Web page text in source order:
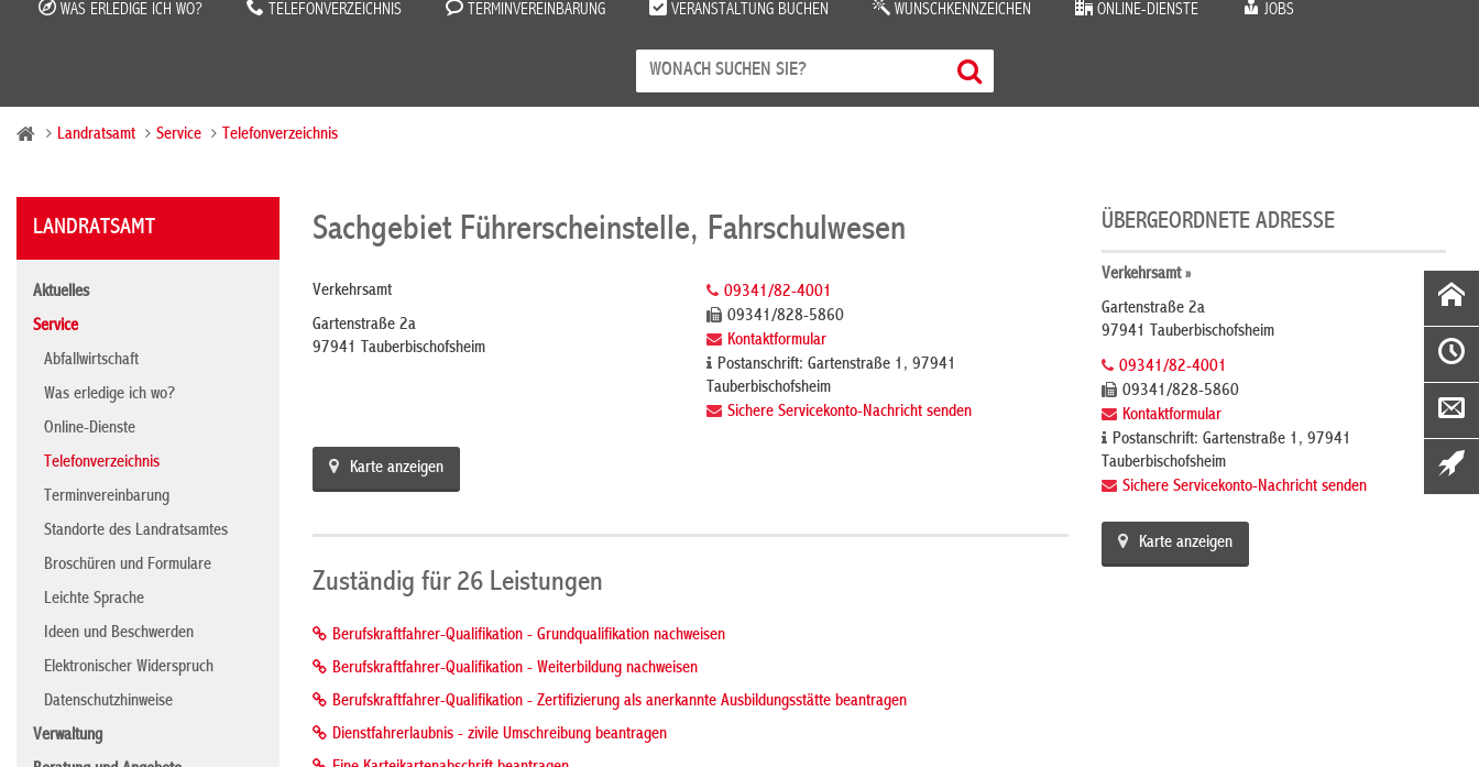
WAS ERLEDIGE ICH WO? TELEFONVERZEICHNIS TERMINVEREINBARUNG VERANSTALTUNG BUCHEN WUNSCHKENNZEICHEN ONLINE-DIENSTE JOBS
Landratsamt Service Telefonverzeichnis
LANDRATSAMT
Aktuelles
Service
Abfallwirtschaft
Was erledige ich wo?
Online-Dienste
Telefonverzeichnis
Terminvereinbarung
Standorte des Landratsamtes
Broschüren und Formulare
Leichte Sprache
Ideen und Beschwerden
Elektronischer Widerspruch
Datenschutzhinweise
Verwaltung
Sachgebiet Führerscheinstelle, Fahrschulwesen
Verkehrsamt
Gartenstraße 2a
97941 Tauberbischofsheim
09341/82-4001
09341/828-5860
Kontaktformular
Postanschrift: Gartenstraße 1, 97941
Tauberbischofsheim
Sichere Servicekonto-Nachricht senden
Karte anzeigen
Zuständig für 26 Leistungen
Berufskraftfahrer-Qualifikation - Grundqualifikation nachweisen
Berufskraftfahrer-Qualifikation - Weiterbildung nachweisen
Berufskraftfahrer-Qualifikation - Zertifizierung als anerkannte Ausbildungsstätte beantragen
Dienstfahrerlaubnis - zivile Umschreibung beantragen
ÜBERGEORDNETE ADRESSE
Verkehrsamt »
Gartenstraße 2a
97941 Tauberbischofsheim
09341/82-4001
09341/828-5860
Kontaktformular
Postanschrift: Gartenstraße 1, 97941
Tauberbischofsheim
Sichere Servicekonto-Nachricht senden
Karte anzeigen